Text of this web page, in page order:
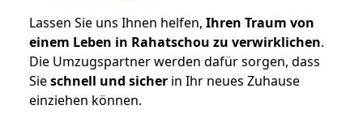
Lassen Sie uns Ihnen helfen, Ihren Traum von
einem Leben in Rahatschou zu verwirklichen.
Die Umzugspartner werden dafür sorgen, dass
Sieschnell und sicher in Ihr neues Zuhause
einziehen können.